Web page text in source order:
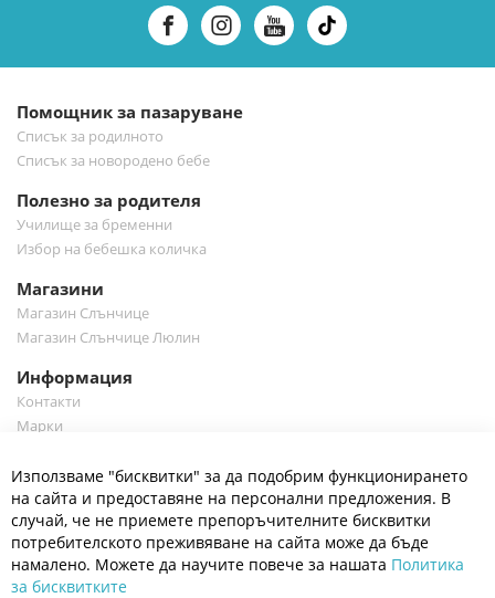
бюлетин:
Помощник за пазаруване
Списък за родилното
Списък за новородено бебе
Полезно за родителя
Училище за бременни
Избор на бебешка количка
Магазини
Магазин Слънчице
Магазин Слънчице Люлин
Информация
Контакти
Марки
Полезно
Общи условия
Политика за поверителност
Платформа за OPC
Доставка и плащане
Използваме "бисквитки" за да подобрим функционирането
на сайта и предоставяне на персонални предложения. В
случай, че не приемете препоръчителните бисквитки
потребителското преживяване на сайта може да бъде
намалено. Можете да научите повече за нашата Политика
за бисквитките